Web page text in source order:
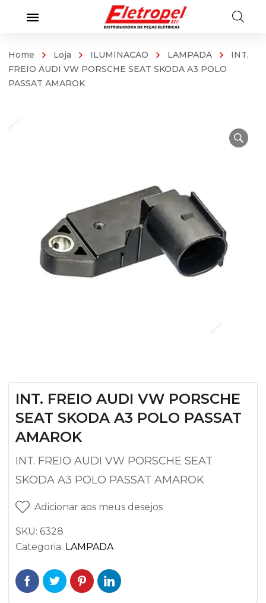
Home Loja ILUMINACAO LAMPADA
INT.
FREIO AUDI VW PORSCHE SEAT SKODA A3 POLO
PASSAT AMAROK
INT. FREIO AUDI VW PORSCHE
SEAT SKODA A3 POLO PASSAT
AMAROK
INT. FREIO AUDI VW PORSCHE SEAT
SKODA A3 POLO PASSAT AMAROK
Adicionar aos meus desejos
SKU: 6328
Categoria: LAMPADA